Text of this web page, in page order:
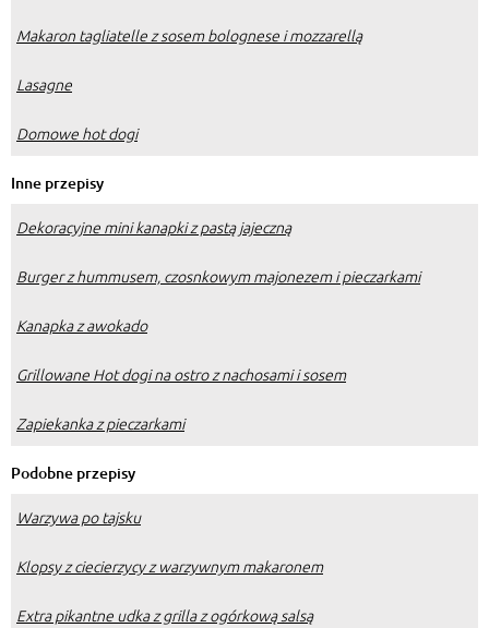
Makaron tagliatelle z sosem bolognese i mozzarellą
Lasagne
Domowe hot dogi
Inne przepisy
Dekoracyjne mini kanapki z pastą jajeczną
Burger z hummusem, czosnkowym majonezem i pieczarkami
Kanapka z awokado
Grillowane Hot dogi na ostro z nachosami i sosem
Zapiekanka z pieczarkami
Podobne przepisy
Warzywa po tajsku
Klopsy z ciecierzycy z warzywnym makaronem
Extra pikantne udka z grilla z ogórkową salsą